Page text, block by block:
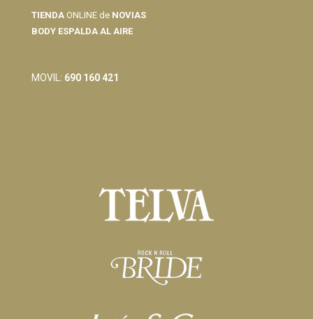
TIENDA ONLINE de NOVIAS
BODY ESPALDA AL AIRE
MOVIL: 690 160 421